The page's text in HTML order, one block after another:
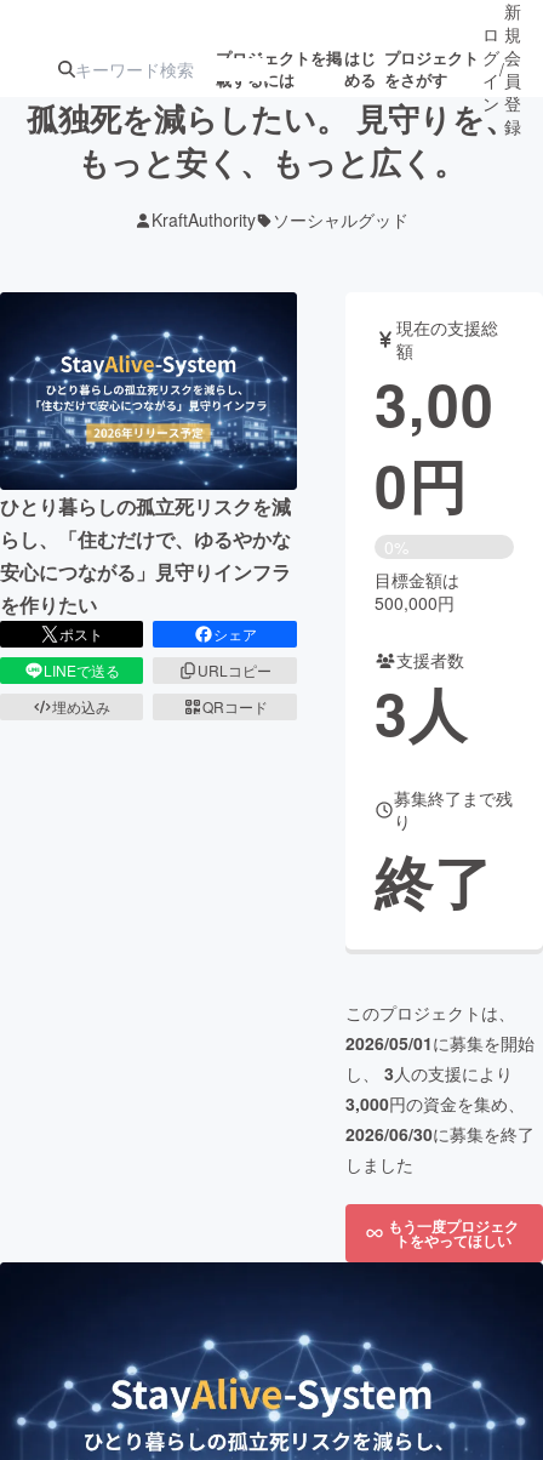
プロジェクトを掲
載するには
はじ
める
プロジェクト
をさがす
ターン
ジェクト
ロジェクト
アート・写真 音楽
テクノロジー・ガジェット ゲーム・サ
映像・映画 書籍・雑誌
ビジネス・起業 チャレンジ
まちづくり・地域活性化
CAMPFIRE for Social Good
CAMPFIRE Creation
CAMPFIREふるさと納税
コミュニティ
ロ
グ
イ
ン
/
新
規
会
員
登
録
孤独死を減らしたい。 見守りを、
もっと安く、もっと広く。
KraftAuthority ソーシャルグッド
ひとり暮らしの孤立死リスクを減
らし、「住むだけで、ゆるやかな
安心につながる」見守りインフラ
を作りたい
ポスト
シェア
LINEで送る
URLコピー
埋め込み
QRコード
現在の支援総
額
3,00
0円
0%
目標金額は
500,000円
支援者数
3人
募集終了まで残
り
終了
このプロジェクトは、
2026/05/01に募集を開始
し、 3人の支援により
3,000円の資金を集め、
2026/06/30に募集を終了
しました
もう一度プロジェク
トをやってほしい